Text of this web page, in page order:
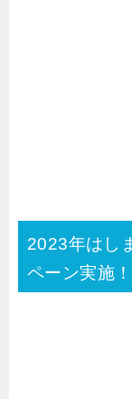
2023年はし
ペーン実施！